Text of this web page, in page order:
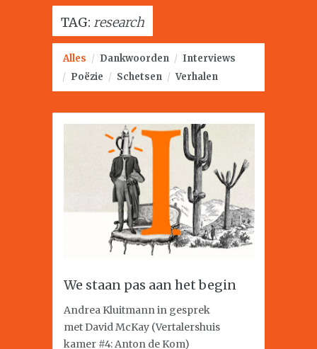
TAG: research
Alles / Dankwoorden / Interviews
/ Poëzie / Schetsen / Verhalen
We staan pas aan het begin
Andrea Kluitmann in gesprek
met David McKay (Vertalershuis
kamer #4: Anton de Kom)